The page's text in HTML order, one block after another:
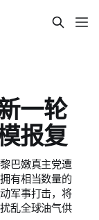
一轮
报复
巴嫩真主党遭
有相当数量的
军事打击，将
乱全球油气供